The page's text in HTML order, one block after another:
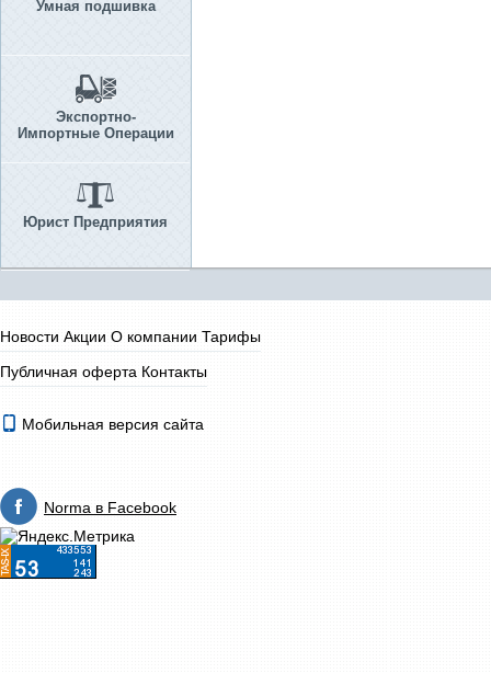
Умная подшивка
Экспортно-
Импортные Операции
Юрист Предприятия
Новости Акции О компании Тарифы
Публичная оферта Контакты
Мобильная версия сайта
Norma в Facebook